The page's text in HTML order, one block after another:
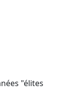
"élites